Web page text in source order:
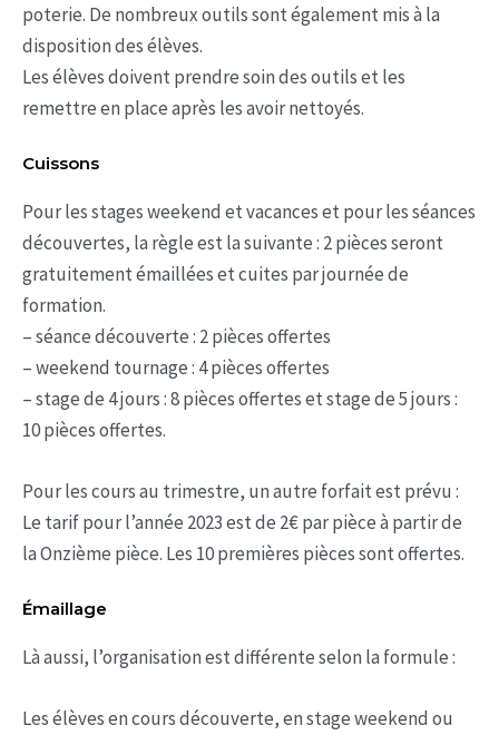
poterie. De nombreux outils sont également mis à la
disposition des élèves.
Les élèves doivent prendre soin des outils et les
remettre en place après les avoir nettoyés.
Cuissons
Pour les stages weekend et vacances et pour les séances
découvertes, la règle est la suivante : 2 pièces seront
gratuitement émaillées et cuites par journée de
formation.
– séance découverte : 2 pièces offertes
– weekend tournage : 4 pièces offertes
– stage de 4 jours : 8 pièces offertes et stage de 5 jours :
10 pièces offertes.
Pour les cours au trimestre, un autre forfait est prévu :
Le tarif pour l’année 2023 est de 2€ par pièce à partir de
la Onzième pièce. Les 10 premières pièces sont offertes.
Émaillage
Là aussi, l’organisation est différente selon la formule :
Les élèves en cours découverte, en stage weekend ou